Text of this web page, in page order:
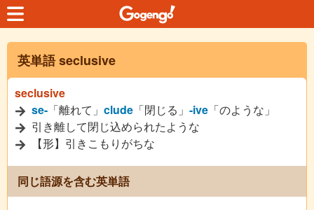
英単語 seclusive
seclusive
se- 「離れて」 clude 「閉じる」 -ive 「のような」
引き離して閉じ込められたような
【形】引きこもりがちな
同じ語源を含む英単語